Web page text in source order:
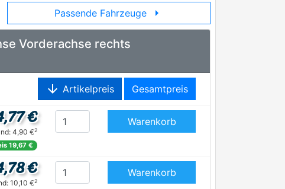
Passende Fahrzeuge arrow_right
Vorderachse rechts
arrow_downward Artikelpreis Gesamtpreis
€
4,90 €2
19,67 €
Warenkorb
€
10,10 €2
Warenkorb